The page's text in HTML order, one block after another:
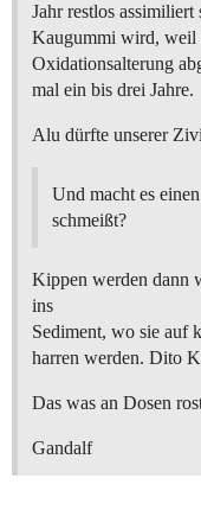
Jahr restlos assimiliert
Kaugummi wird, weil
Oxidationsalterung
mal ein bis drei Jahre.
Alu dürfte unserer
Und macht es
schmeißt?
Kippen werden dann
ins
Sediment, wo sie auf
harren werden. Dito
Das was an Dosen
Gandalf